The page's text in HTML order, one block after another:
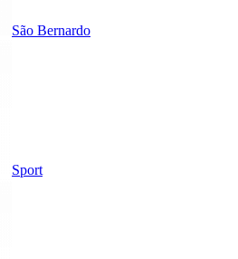
São Bernardo
Sport